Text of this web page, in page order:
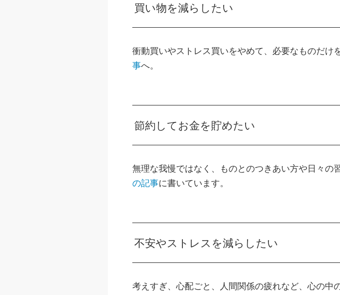
買い物を減らしたい
衝動買いやストレス買いをやめて、必要なものだけ
事へ。
節約してお金を貯めたい
無理な我慢ではなく、ものとのつきあい方や日々の
の記事に書いています。
不安やストレスを減らしたい
考えすぎ、心配ごと、人間関係の疲れなど、心の中